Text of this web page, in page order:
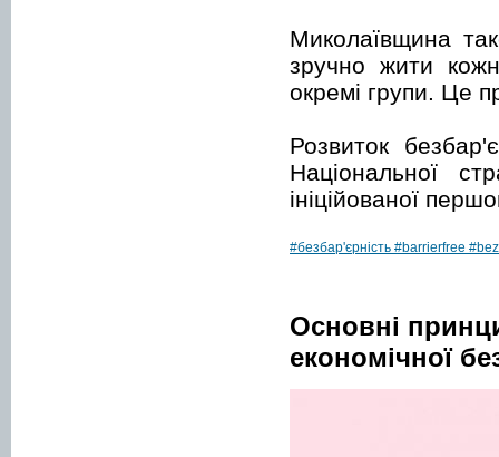
Миколаївщина
зручно жити
окремі групи. Це
Розвиток
Національної
ініційованої
#безбар'єрність #barrierfree
Основні
економічної